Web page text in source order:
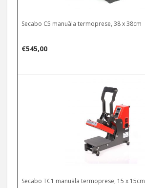
Secabo C5 manuāla termoprese, 38 x 38cm
€545,00
Secabo TC1 manuāla termoprese, 15 x 15cm